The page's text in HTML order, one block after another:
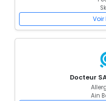
Voir
Docteur
Ain